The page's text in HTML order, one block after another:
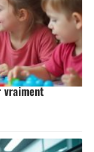
vraiment